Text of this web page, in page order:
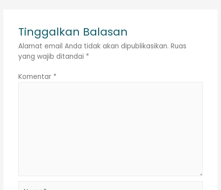
Tinggalkan Balasan
Alamat email Anda tidak akan dipublikasikan. Ruas
yang wajib ditandai *
Komentar *